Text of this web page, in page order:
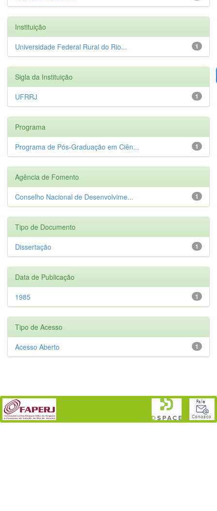
Instituição
1
Universidade Federal Rural do Rio...
Sigla da Instituição
1
UFRRJ
Programa
1
Programa de Pós-Graduação em Ciên...
Agência de Fomento
1
Conselho Nacional de Desenvolvime...
Tipo de Documento
1
Dissertação
Data de Publicação
1
1985
Tipo de Acesso
1
Acesso Aberto